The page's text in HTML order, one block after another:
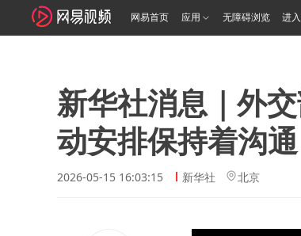
网易首页 应用 无障碍浏览 进
新华社消息｜外
动安排保持着沟通
2026-05-15 16:03:15 新华社 北京